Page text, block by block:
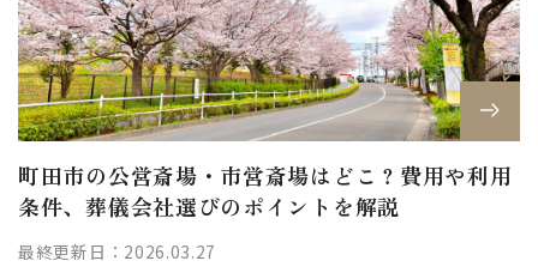
町田市の公営斎場・市営斎場はどこ？費用や利用
条件、葬儀会社選びのポイントを解説
最終更新日：2026.03.27